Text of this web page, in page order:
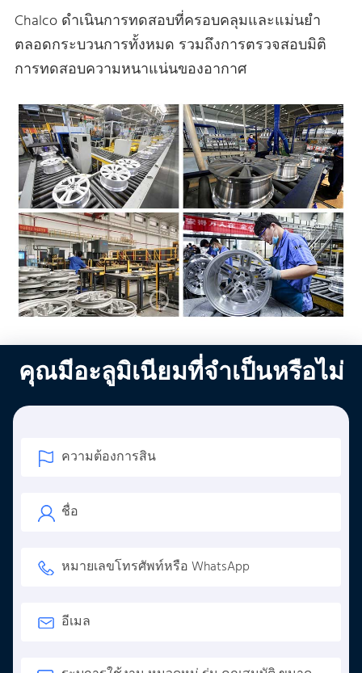
Chalco ดําเนินการทดสอบที่ครอบคลุมและแม่นยํา
ตลอดกระบวนการทั้งหมด รวมถึงการตรวจสอบมิติ
การทดสอบความหนาแน่นของอากาศ
คุณมีอะลูมิเนียมที่จำเป็นหรือไม่